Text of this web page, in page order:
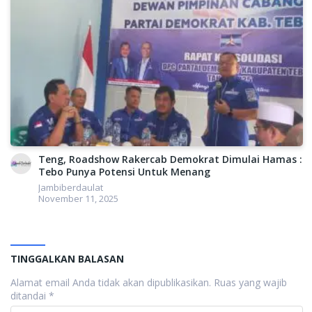
University, Amerika Serikat itu.
Sementara itu, utusan Partai Nasdem Willy Aditya
menyatakan bahwa pertemuan Tim Kecil pasca pernyataan
sikap Demokrat dan PKS kemarin, menepis semua tudingan
melemahnya soliditas Koalisi Perubahan.
benar. Kami berprinsip, sekali layar terkembang, surut kita
berpantang,” kata Willy. Karena itu, lanjut Willy, kunjungan
Teng, Roadshow Rakercab Demokrat Dimulai Hamas :
Tebo Punya Potensi Untuk Menang
Jambiberdaulat
November 11, 2025
TINGGALKAN BALASAN
Alamat email Anda tidak akan dipublikasikan. Ruas yang wajib
ditandai *